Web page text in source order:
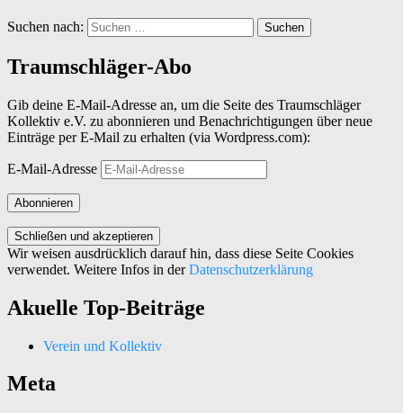
Suchen nach:
Traumschläger-Abo
Gib deine E-Mail-Adresse an, um die Seite des Traumschläger
Kollektiv e.V. zu abonnieren und Benachrichtigungen über neue
Einträge per E-Mail zu erhalten (via Wordpress.com):
E-Mail-Adresse
Abonnieren
Wir weisen ausdrücklich darauf hin, dass diese Seite Cookies
verwendet. Weitere Infos in derDatenschutzerklärung
Akuelle Top-Beiträge
Verein und Kollektiv
Meta